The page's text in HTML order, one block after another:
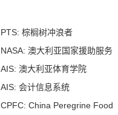
PTS: 棕榈树冲浪者
NASA: 澳大利亚国家援助服务
AIS: 澳大利亚体育学院
AIS: 会计信息系统
CPFC: China Peregrine Food